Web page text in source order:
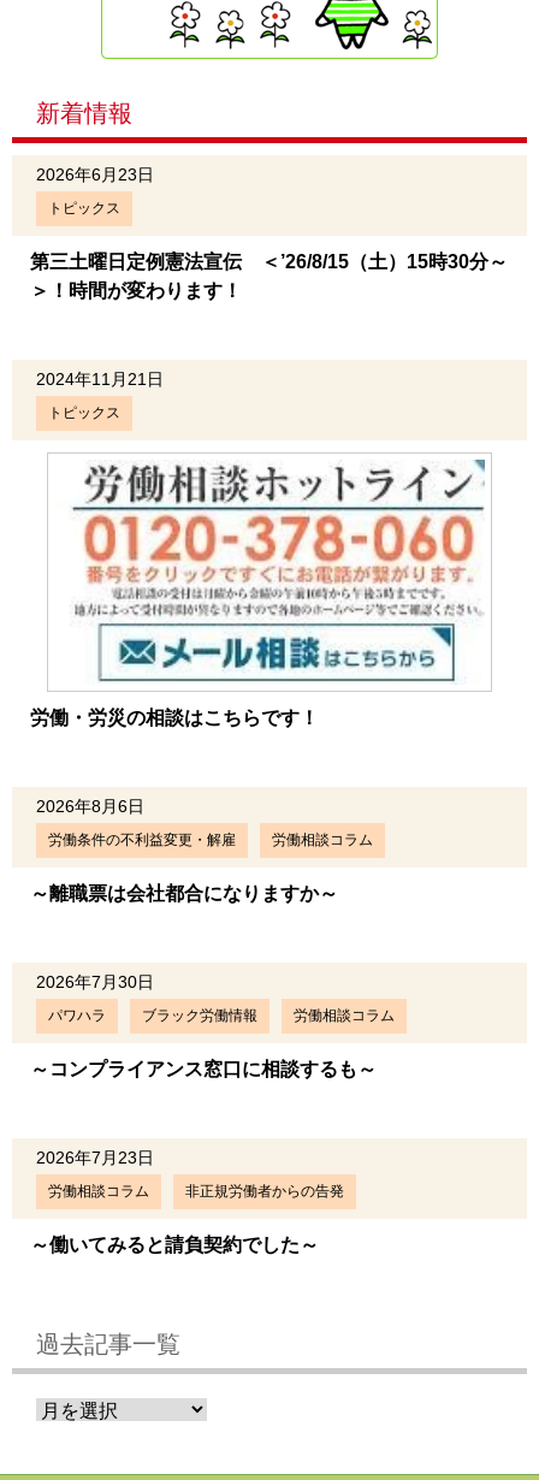
新着情報
2026年6月23日
トピックス
第三土曜日定例憲法宣伝 ＜’26/8/15（土）15時30分～
＞！時間が変わります！
2024年11月21日
トピックス
労働・労災の相談はこちらです！
2026年8月6日
労働条件の不利益変更・解雇 労働相談コラム
～離職票は会社都合になりますか～
2026年7月30日
パワハラ ブラック労働情報 労働相談コラム
～コンプライアンス窓口に相談するも～
2026年7月23日
労働相談コラム 非正規労働者からの告発
～働いてみると請負契約でした～
過去記事一覧